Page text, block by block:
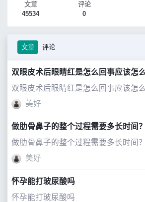
文章
45534
评论
0
文章 评论
双眼皮术后眼睛红是怎么回事应该怎么
双眼皮术后眼睛红是怎么回事应该怎么
美好
做肋骨鼻子的整个过程需要多长时间？
做肋骨鼻子的整个过程需要多长时间？
美好
怀孕能打玻尿酸吗
怀孕能打玻尿酸吗